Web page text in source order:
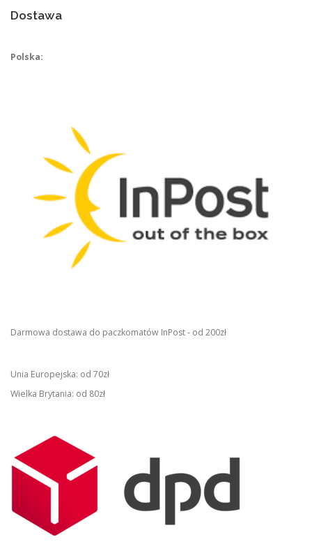
Dostawa
Polska:
Darmowa dostawa do paczkomatów InPost - od 200zł
Unia Europejska: od 70zł
Wielka Brytania: od 80zł